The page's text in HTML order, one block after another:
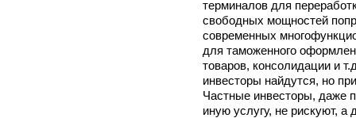
терминалов для
свободных мощностей
современных
для таможенного
товаров, консолидации и
инвесторы найдутся, но
Частные инвесторы, даже
иную услугу, не рискуют, а